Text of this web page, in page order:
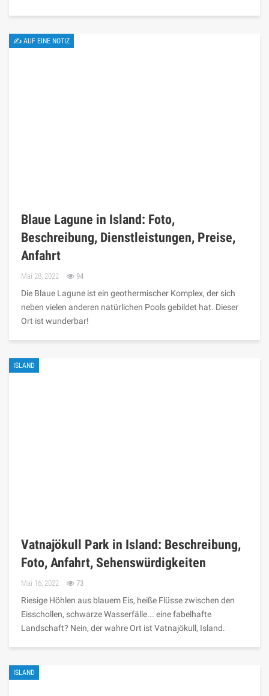
✍ AUF EINE NOTIZ
Blaue Lagune in Island: Foto,
Beschreibung, Dienstleistungen, Preise,
Anfahrt
Mai 28, 2022 94
Die Blaue Lagune ist ein geothermischer Komplex, der sich
neben vielen anderen natürlichen Pools gebildet hat. Dieser
Ort ist wunderbar!
ISLAND
Vatnajökull Park in Island: Beschreibung,
Foto, Anfahrt, Sehenswürdigkeiten
Mai 16, 2022 73
Riesige Höhlen aus blauem Eis, heiße Flüsse zwischen den
Eisschollen, schwarze Wasserfälle... eine fabelhafte
Landschaft? Nein, der wahre Ort ist Vatnajökull, Island.
ISLAND